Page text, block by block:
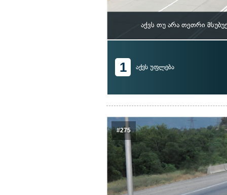
აქვს თუ არა თეთრი
1 აქვს უფლება
#275